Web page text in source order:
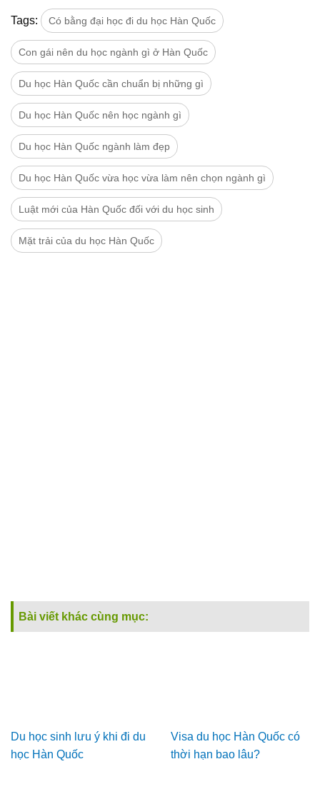
Tags: Có bằng đại học đi du học Hàn Quốc
Con gái nên du học ngành gì ở Hàn Quốc
Du học Hàn Quốc cần chuẩn bị những gì
Du học Hàn Quốc nên học ngành gì
Du học Hàn Quốc ngành làm đẹp
Du học Hàn Quốc vừa học vừa làm nên chọn ngành gì
Luật mới của Hàn Quốc đối với du học sinh
Mặt trải của du học Hàn Quốc
Bài viết khác cùng mục:
Du học sinh lưu ý khi đi du
học Hàn Quốc
Visa du học Hàn Quốc có
thời hạn bao lâu?